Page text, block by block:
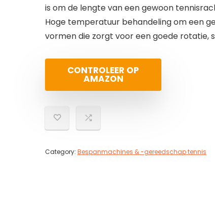
is om de lengte van een gewoon
Hoge temperatuur behandeling om een
vormen die zorgt voor een goede rotatie,
CONTROLEER OP
AMAZON
Category: Bespanmachines & -gereedschap tennis